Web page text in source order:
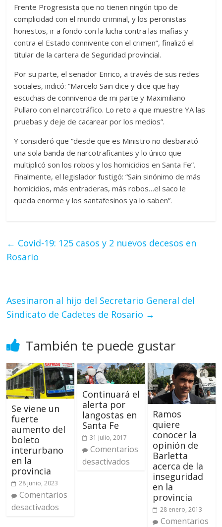
Frente Progresista que no tienen ningún tipo de
complicidad con el mundo criminal, y los peronistas
honestos, ir a fondo con la lucha contra las mafias y
contra el Estado connivente con el crimen”, finalizó el
titular de la cartera de Seguridad provincial.
Por su parte, el senador Enrico, a través de sus redes
sociales, indicó: “Marcelo Sain dice y dice que hay
escuchas de connivencia de mi parte y Maximiliano
Pullaro con el narcotráfico. Lo reto a que muestre YA las
pruebas y deje de cacarear por los medios”.
Y consideró que “desde que es Ministro no desbarató
una sola banda de narcotraficantes y lo único que
multiplicó son los robos y los homicidios en Santa Fe”.
Finalmente, el legislador fustigó: “Sain sinónimo de más
homicidios, más entraderas, más robos…el saco le
queda enorme y los santafesinos ya lo saben”.
← Covid-19: 125 casos y 2 nuevos decesos en
Rosario
Asesinaron al hijo del Secretario General del
Sindicato de Cadetes de Rosario →
También te puede gustar
Se viene un
fuerte
aumento del
boleto
interurbano
en la
provincia
28 junio, 2023
Comentarios
desactivados
Continuará el
alerta por
langostas en
Santa Fe
31 julio, 2017
Comentarios
desactivados
Ramos
quiere
conocer la
opinión de
Barletta
acerca de la
inseguridad
en la
provincia
28 enero, 2013
Comentarios